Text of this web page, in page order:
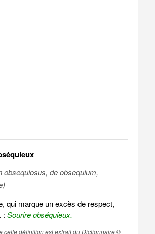
obsequiosus, de obsequium,
qui marque un excès de respect,
: Sourire obséquieux.
cette définition est extrait du Dictionnaire ©